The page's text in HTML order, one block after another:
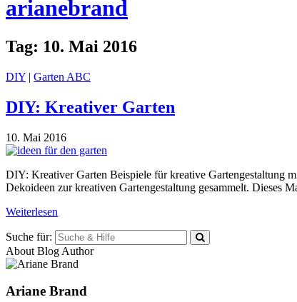
arianebrand
Tag: 10. Mai 2016
DIY | Garten ABC
DIY: Kreativer Garten
10. Mai 2016
DIY: Kreativer Garten Beispiele für kreative Gartengestaltung
Dekoideen zur kreativen Gartengestaltung gesammelt.
Weiterlesen
Suche für:
About Blog Author
Ariane Brand